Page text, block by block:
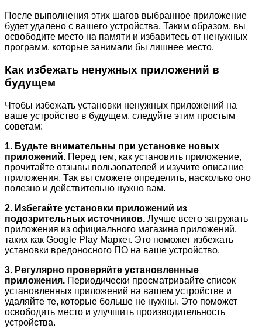
После выполнения этих шагов выбранное приложение
будет удалено с вашего устройства. Таким образом, вы
освободите место на памяти и избавитесь от ненужных
программ, которые занимали бы лишнее место.
Как избежать ненужных приложений в
будущем
Чтобы избежать установки ненужных приложений на
ваше устройство в будущем, следуйте этим простым
советам:
1. Будьте внимательны при установке новых
приложений. Перед тем, как установить приложение,
прочитайте отзывы пользователей и изучите описание
приложения. Так вы сможете определить, насколько оно
полезно и действительно нужно вам.
2. Избегайте установки приложений из
подозрительных источников. Лучше всего загружать
приложения из официального магазина приложений,
таких как Google Play Маркет. Это поможет избежать
установки вредоносного ПО на ваше устройство.
3. Регулярно проверяйте установленные
приложения. Периодически просматривайте список
установленных приложений на вашем устройстве и
удаляйте те, которые больше не нужны. Это поможет
освободить место и улучшить производительность
устройства.